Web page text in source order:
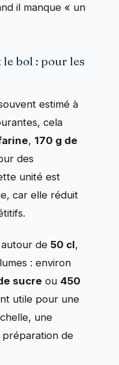
il manque « un
bol : pour les
estimé à
cela
, 170 g de
des
unité est
car elle réduit
de 50 cl,
: environ
sucre ou 450
utile pour une
une
de